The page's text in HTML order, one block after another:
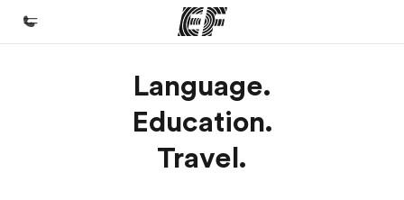
Language.
Education.
Travel.